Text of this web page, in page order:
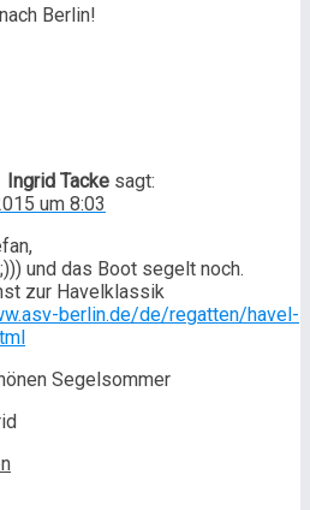
Berlin!
Ingrid Tacke sagt:
um 8:03
und das Boot segelt noch.
zur Havelklassik
berlin.de/de/regatten/havel-
Segelsommer